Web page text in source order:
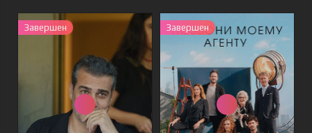
Завершен Завершен